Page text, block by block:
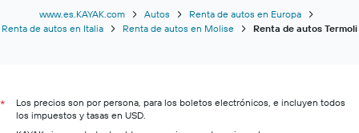
www.es.KAYAK.com Autos
Renta de autos en Europa
Renta de autos en Italia
Renta de autos en Molise Renta de autos Termoli
*
Los precios son por persona, para los boletos electrónicos, e incluyen todos
los impuestos y tasas en USD.